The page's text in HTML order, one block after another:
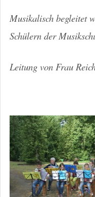
Musikalisch begleitet
Schülern der
Leitung von Frau